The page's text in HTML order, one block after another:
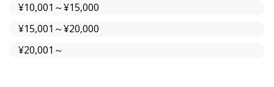
¥10,001～¥15,000
¥15,001～¥20,000
¥20,001～